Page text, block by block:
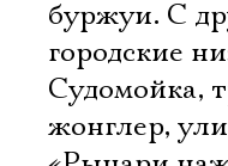
буржуи. С
городские
Судомойка,
жонглер,